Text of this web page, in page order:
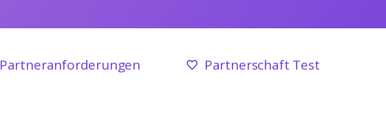
Partneranforderungen Partnerschaft Test